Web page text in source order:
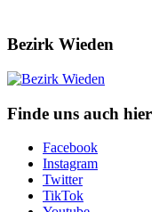
Bezirk Wieden
Finde uns auch hier
Facebook
Instagram
Twitter
TikTok